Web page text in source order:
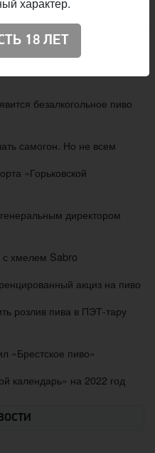
безалкогольное пиво
самогон. Но не всем
«Горьковской
директором
с хмелем Sabro
акциз на пиво
розлив пива в ПЭТ-тару
«Брестское пиво»
календарь» на 2022 год
18 ЛЕТ